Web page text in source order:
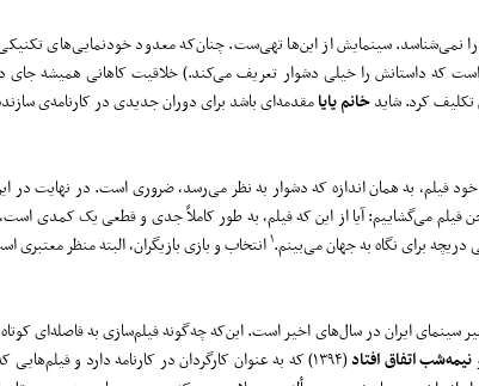
را نمی‌شناسد. سینمایش از این‌ها تهی‌ست. چنان‌که معدود خودنمایی‌های
که داستانش را خیلی دشوار تعریف می‌کند.) خلاقیت کاهانی همیشه جای
تکلیف کرد. شایدخانم یایامقدمه‌ای باشد برای دوران جدیدی در کارنامه‌ی
فیلم، به همان اندازه که دشوار به نظر می‌رسد، ضروری است. در نهایت در
فیلم می‌گشاییم: آیا از این که فیلم، به طور کاملاً جدی و قطعی یک کمدی
برای نگاه به جهان می‌بینم.۱انتخاب و بازی بازیگران، البته منظر معتبری
سینمای ایران در سال‌های اخیر است. این‌که چه‌گونه فیلم‌سازی به فاصله‌ای
نیمهشب اتفاق افتاد
(۱۳۹۴) که به عنوان کارگردان در کارنامه دارد و